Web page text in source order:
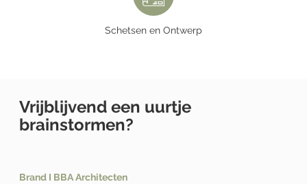
Schetsen en Ontwerp
Vrijblijvend een uurtje
brainstormen?
Brand I BBA Architecten